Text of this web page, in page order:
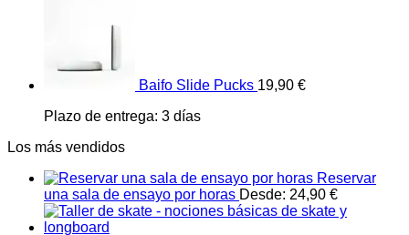
Baifo Slide Pucks 19,90 €
Plazo de entrega: 3 días
Los más vendidos
Reservar
una sala de ensayo por horas Desde: 24,90 €